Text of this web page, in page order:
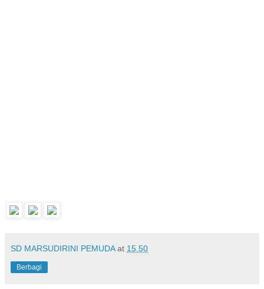
SD MARSUDIRINI PEMUDA at 15.50
Berbagi